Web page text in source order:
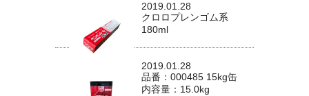
2019.01.28
クロロプレンゴム系
180ml
2019.01.28
品番：000485 15kg缶
内容量：15.0kg